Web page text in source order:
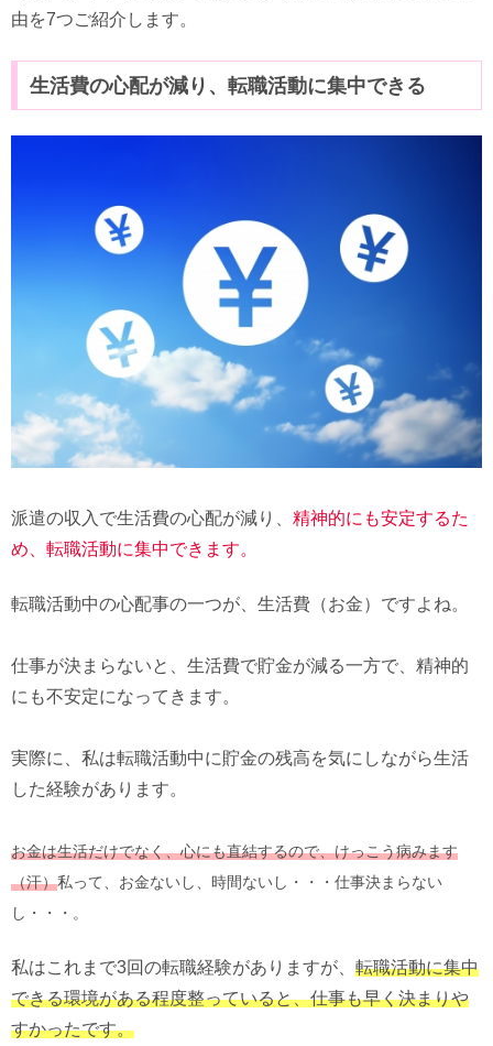
由を7つご紹介します。
生活費の心配が減り、転職活動に集中できる
派遣の収入で生活費の心配が減り、 精神的にも安定するた
め、転職活動に集中できます。
転職活動中の心配事の一つが、生活費（お金）ですよね。
仕事が決まらないと、生活費で貯金が減る一方で、精神的
にも不安定になってきます。
実際に、私は転職活動中に貯金の残高を気にしながら生活
した経験があります。
お金は生活だけでなく、心にも直結するので、けっこう病みます
（汗）私って、お金ないし、時間ないし・・・仕事決まらない
し・・・。
私はこれまで3回の転職経験がありますが、 転職活動に集中
できる環境がある程度整っていると、仕事も早く決まりや
すかったです。